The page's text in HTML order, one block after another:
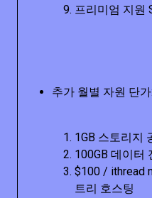
프리미엄 지원
추가 월별 자원 단가:
1GB 스토리지
100GB 데이터
$100 / ithread
트리 호스팅